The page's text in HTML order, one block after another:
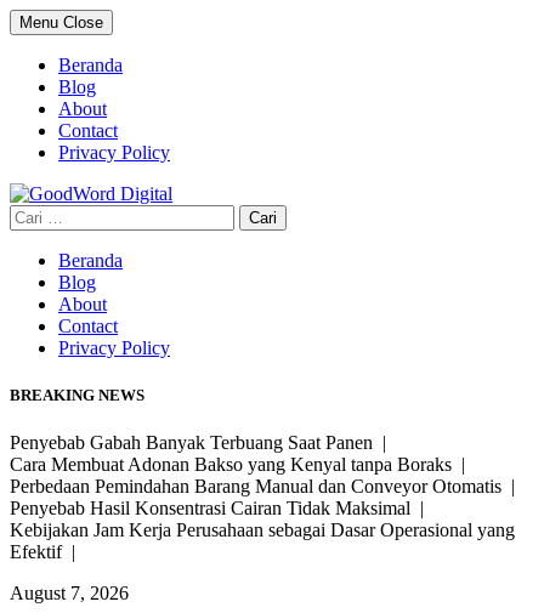
Skip
to
content
Menu Close
Beranda
Blog
About
Contact
Privacy Policy
Cari
untuk:
Beranda
Blog
About
Contact
Privacy Policy
BREAKING NEWS
Penyebab Gabah Banyak Terbuang Saat Panen |
Cara Membuat Adonan Bakso yang Kenyal tanpa Boraks |
Perbedaan Pemindahan Barang Manual dan Conveyor Otomatis |
Penyebab Hasil Konsentrasi Cairan Tidak Maksimal |
Kebijakan Jam Kerja Perusahaan sebagai Dasar Operasional yang
Efektif |
August 7, 2026